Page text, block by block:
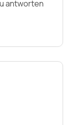
antworten